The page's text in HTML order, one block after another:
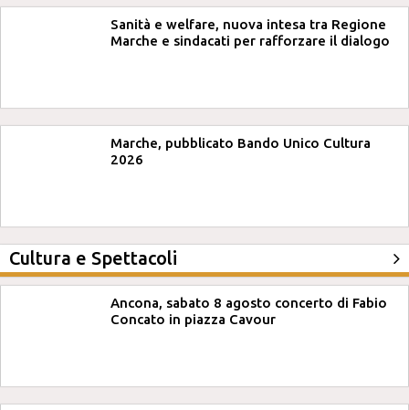
Sanità e welfare, nuova intesa tra Regione
Marche e sindacati per rafforzare il dialogo
Marche, pubblicato Bando Unico Cultura
2026
Cultura e Spettacoli
Ancona, sabato 8 agosto concerto di Fabio
Concato in piazza Cavour